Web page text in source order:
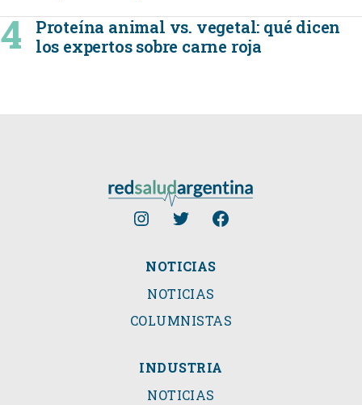
Proteína animal vs. vegetal: qué dicen
los expertos sobre carne roja
NOTICIAS
NOTICIAS
COLUMNISTAS
INDUSTRIA
NOTICIAS